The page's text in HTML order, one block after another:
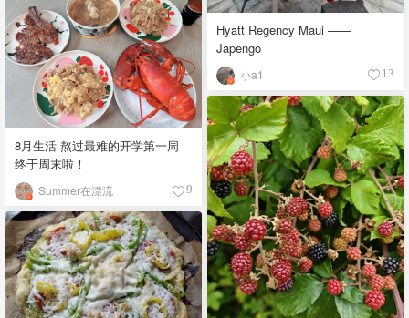
Hyatt Regency Maui ——
Japengo
小a1 13
8月生活 熬过最难的开学第一周
终于周末啦！
Summer在漂流 9